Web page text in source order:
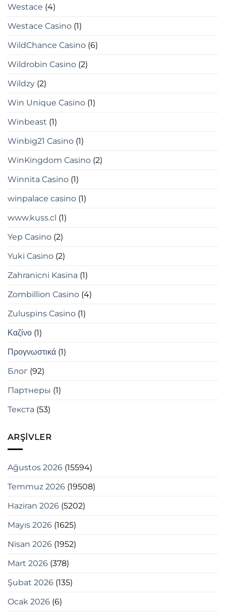
Westace (4)
Westace Casino (1)
WildChance Casino (6)
Wildrobin Casino (2)
Wildzy (2)
Win Unique Casino (1)
Winbeast (1)
Winbig21 Casino (1)
WinKingdom Casino (2)
Winnita Casino (1)
winpalace casino (1)
www.kuss.cl (1)
Yep Casino (2)
Yuki Casino (2)
Zahranicni Kasina (1)
Zombillion Casino (4)
Zuluspins Casino (1)
Καζίνο (1)
Προγνωστικά (1)
Блог (92)
Партнеры (1)
Текста (53)
ARŞIVLER
Ağustos 2026 (15594)
Temmuz 2026 (19508)
Haziran 2026 (5202)
Mayıs 2026 (1625)
Nisan 2026 (1952)
Mart 2026 (378)
Şubat 2026 (135)
Ocak 2026 (6)